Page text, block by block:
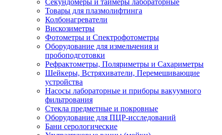
Секундомеры и таймеры лабораторные
Товары для плазмолифтинга
Колбонагреватели
Вискозиметры
Фотометры и Спектрофотометры
Оборудование для измельчения и
пробоподготовки
Рефрактометры, Поляриметры и Сахариметры
Шейкеры, Встряхиватели, Перемешивающие
устройства
Насосы лабораторные и приборы вакуумного
фильтрования
Стекла предметные и покровные
Оборудование для ПЦР-исследований
Бани серологические